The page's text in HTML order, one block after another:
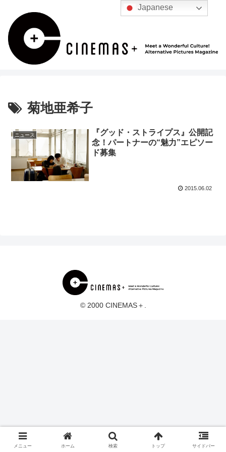
菊地亜希子
ニュース
『グッド・ストライプス』公開記
念！パートナーの“魅力”エピソー
ド募集
2015.06.02
© 2000 CINEMAS＋.
メニュー ホーム 検索 トップ サイドバー
Japanese